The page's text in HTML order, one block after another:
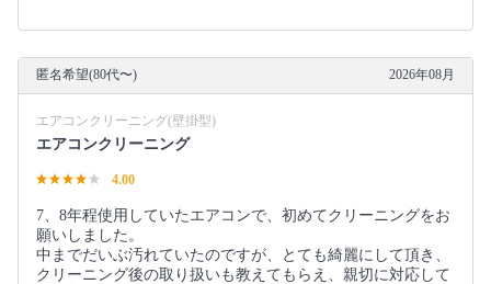
匿名希望(80代〜) 2026年08月
エアコンクリーニング(壁掛型)
エアコンクリーニング
4.00
7、8年程使用していたエアコンで、初めてクリーニングをお
願いしました。
中までだいぶ汚れていたのですが、とても綺麗にして頂き、
クリーニング後の取り扱いも教えてもらえ、親切に対応して